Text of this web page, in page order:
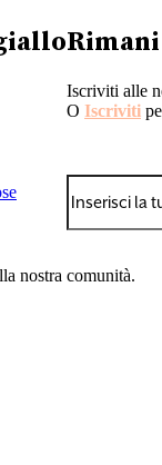
Iscriviti alle
O Iscriviti
nostra comunità.